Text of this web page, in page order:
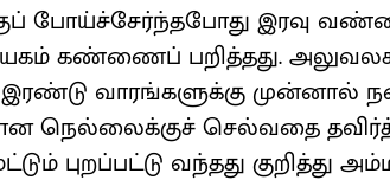
போய்ச்சேர்ந்தபோது இரவு
கண்ணைப் பறித்தது.
வாரங்களுக்கு முன்னால்
நெல்லைக்குச் செல்வதை
புறப்பட்டு வந்தது குறித்து